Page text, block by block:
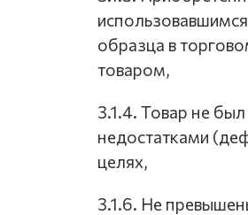
образца в
товаром,
3.1.4. Товар не
недостатками
целях,
3.1.6. Не